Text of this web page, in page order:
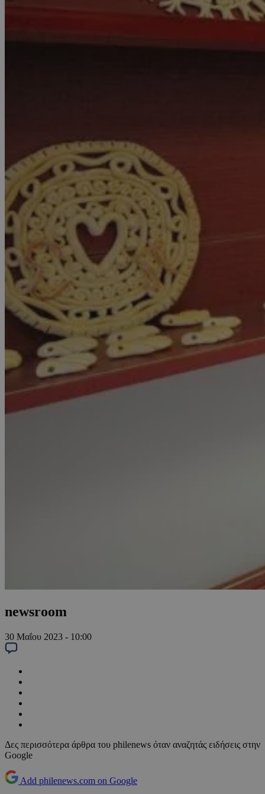
newsroom
30 Μαΐου 2023 - 10:00
Δες περισσότερα άρθρα του philenews όταν αναζητάς ειδήσεις στην
Google
Add philenews.com on Google